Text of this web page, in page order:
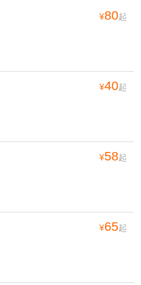
¥80起
¥40起
¥58起
¥65起